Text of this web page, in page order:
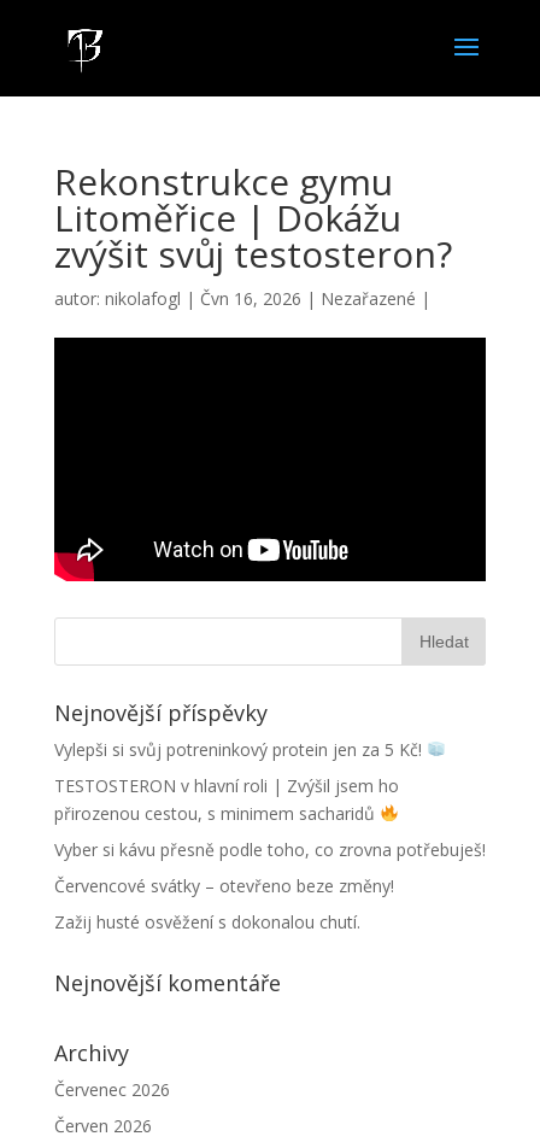
Rekonstrukce gymu
Litoměřice | Dokážu
zvýšit svůj testosteron?
autor: nikolafogl | Čvn 16, 2026 | Nezařazené |
Nejnovější příspěvky
Vylepši si svůj potreninkový protein jen za 5 Kč!
TESTOSTERON v hlavní roli | Zvýšil jsem ho
přirozenou cestou, s minimem sacharidů
Vyber si kávu přesně podle toho, co zrovna potřebuješ!
Červencové svátky – otevřeno beze změny!
Zažij husté osvěžení s dokonalou chutí.
Nejnovější komentáře
Archivy
Červenec 2026
Červen 2026